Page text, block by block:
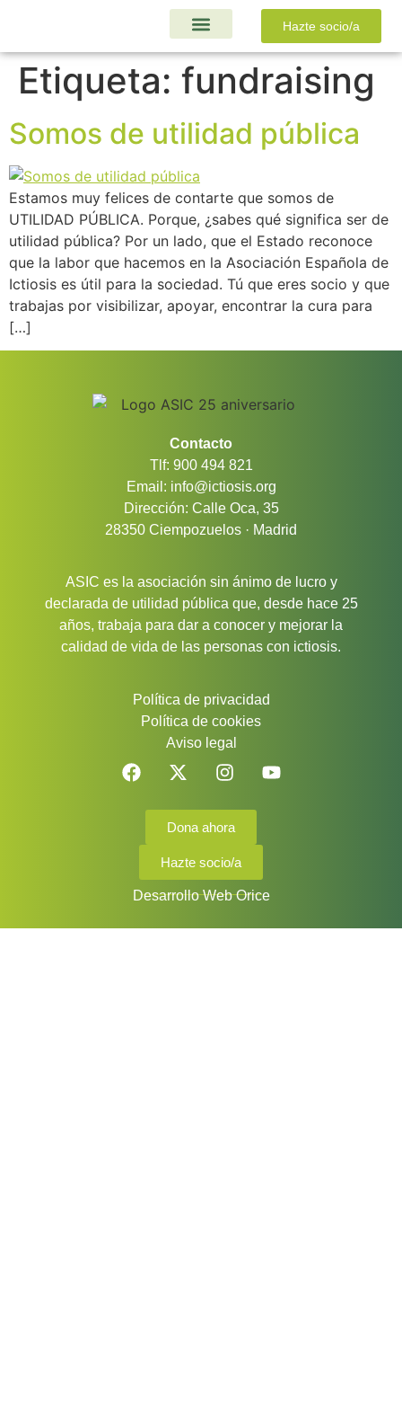
Hazte socio/a
Etiqueta: fundraising
Somos de utilidad pública
Estamos muy felices de contarte que somos de
UTILIDAD PÚBLICA. Porque, ¿sabes qué significa ser de
utilidad pública? Por un lado, que el Estado reconoce
que la labor que hacemos en la Asociación Española de
Ictiosis es útil para la sociedad. Tú que eres socio y que
trabajas por visibilizar, apoyar, encontrar la cura para
[…]
Contacto
Tlf: 900 494 821
Email: info@ictiosis.org
Dirección: Calle Oca, 35
28350 Ciempozuelos · Madrid
ASIC es la asociación sin ánimo de lucro y
declarada de utilidad pública que, desde hace 25
años, trabaja para dar a conocer y mejorar la
calidad de vida de las personas con ictiosis.
Política de privacidad
Política de cookies
Aviso legal
Dona ahora
Hazte socio/a
Desarrollo Web Orice